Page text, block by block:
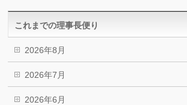
これまでの理事長便り
2026年8月
2026年7月
2026年6月